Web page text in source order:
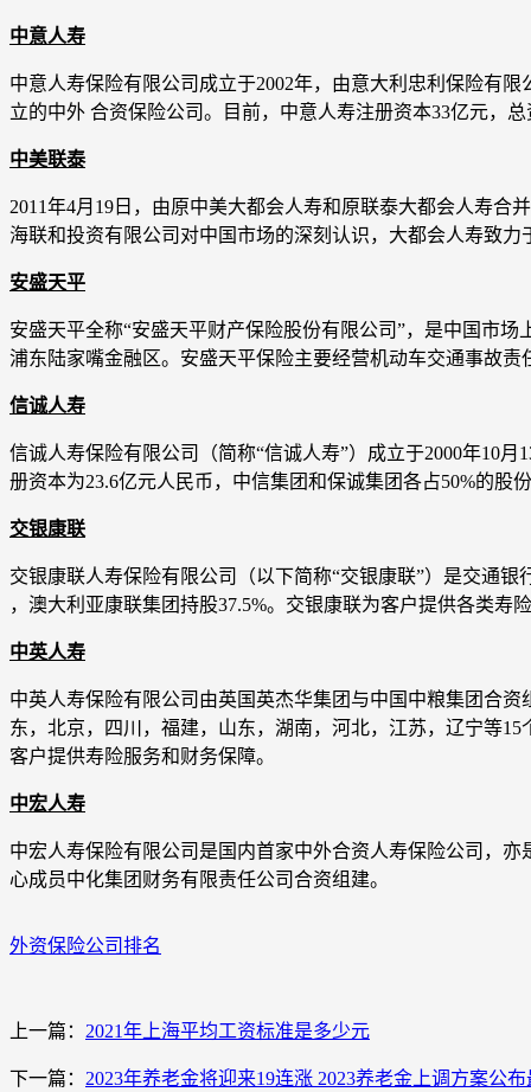
中意人寿
中意人寿保险有限公司成立于2002年，由意大利忠利保险有
立的中外 合资保险公司。目前，中意人寿注册资本33亿元，
中美联泰
2011年4月19日，由原中美大都会人寿和原联泰大都会人寿
海联和投资有限公司对中国市场的深刻认识，大都会人寿致
安盛天平
安盛天平全称“安盛天平财产保险股份有限公司”，是中国市
浦东陆家嘴金融区。安盛天平保险主要经营机动车交通事故
信诚人寿
信诚人寿保险有限公司（简称“信诚人寿”）成立于2000年10
册资本为23.6亿元人民币，中信集团和保诚集团各占50%的股
交银康联
交银康联人寿保险有限公司（以下简称“交银康联”）是交通
，澳大利亚康联集团持股37.5%。交银康联为客户提供各类
中英人寿
中英人寿保险有限公司由英国英杰华集团与中国中粮集团合
东，北京，四川，福建，山东，湖南，河北，江苏，辽宁等
客户提供寿险服务和财务保障。
中宏人寿
中宏人寿保险有限公司是国内首家中外合资人寿保险公司，
心成员中化集团财务有限责任公司合资组建。
外资保险公司排名
上一篇： 2021年上海平均工资标准是多少元
下一篇： 2023年养老金将迎来19连涨 2023养老金上调方案公